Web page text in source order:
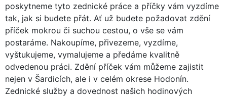
poskytneme tyto zednické práce a příčky vám vyzdíme
tak, jak si budete přát. Ať už budete požadovat zdění
příček mokrou či suchou cestou, o vše se vám
postaráme. Nakoupíme, přivezeme, vyzdíme,
vyštukujeme, vymalujeme a předáme kvalitně
odvedenou práci. Zdění příček vám můžeme zajistit
nejen v Šardicích, ale i v celém okrese Hodonín.
Zednické služby a dovednost našich hodinových